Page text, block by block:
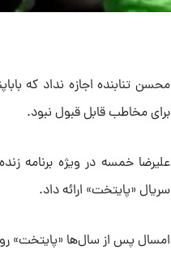
محسن تنابنده اجازه نداد که
برای مخاطب قابل قبول نبود.
علیرضا خمسه در ویژه برنامه
سریال «پایتخت» ارائه داد.
امسال پس از سال‌ها «پایتخت»